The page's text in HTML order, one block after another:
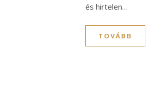
és hirtelen…
TOVÁBB